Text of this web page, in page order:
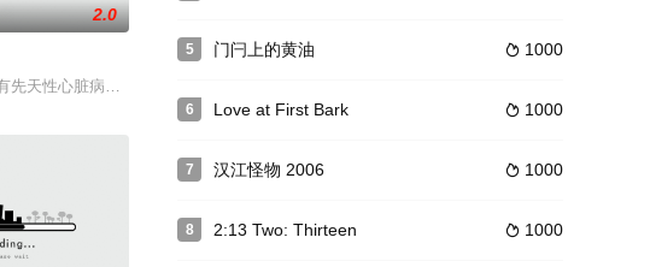
姑结婚。经他救过的革命党
非真实的美国，更像是没有详细年代的关于美国的寓言。卡尔•罗斯
2.0
先天性心脏病的男孩亚当（克里斯汀·史莱特 Christian Slater 饰）遇见了名叫卡罗
5  1000
门闩上的黄油
6  1000
Love at First Bark
7  1000
汉江怪物 2006
8  1000
2:13 Two: Thirteen